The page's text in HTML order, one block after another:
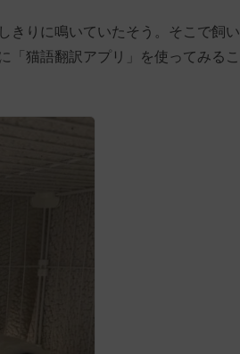
きりに鳴いていたそう。そこで飼い
「猫語翻訳アプリ」を使ってみるこ